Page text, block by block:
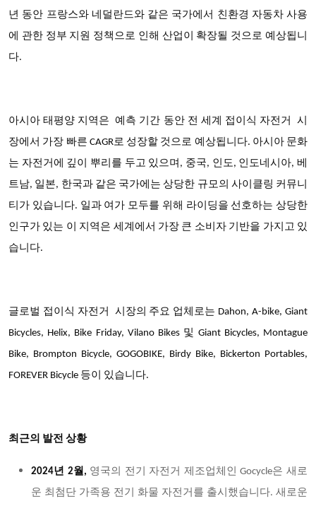
년 동안 프랑스와 네덜란드와 같은 국가에서 친환경 자동차 사용
에 관한 정부 지원 정책으로 인해 산업이 확장될 것으로 예상됩니
다.
아시아 태평양 지역은 예측 기간 동안 전 세계 접이식 자전거 시
장에서 가장 빠른 CAGR로 성장할 것으로 예상됩니다. 아시아 문화
는 자전거에 깊이 뿌리를 두고 있으며, 중국, 인도, 인도네시아, 베
트남, 일본, 한국과 같은 국가에는 상당한 규모의 사이클링 커뮤니
티가 있습니다. 일과 여가 모두를 위해 라이딩을 선호하는 상당한
인구가 있는 이 지역은 세계에서 가장 큰 소비자 기반을 가지고 있
습니다.
글로벌 접이식 자전거 시장의 주요 업체 로는 Dahon, A-bike, Giant
Bicycles, Helix, Bike Friday, Vilano Bikes 및 Giant Bicycles, Montague
Bike, Brompton Bicycle, GOGOBIKE, Birdy Bike, Bickerton Portables,
FOREVER Bicycle 등이 있습니다.
최근의 발전 상황
2024년 2월, 영국의 전기 자전거 제조업체인 Gocycle은 새로
운 최첨단 가족용 전기 화물 자전거를 출시했습니다. 새로운